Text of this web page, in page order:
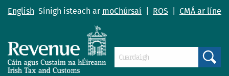
English Sínigh isteach ar moChúrsaí ROS CMÁ ar líne